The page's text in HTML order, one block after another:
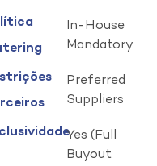
In-House
Mandatory
Preferred
Suppliers
Yes (Full
Buyout